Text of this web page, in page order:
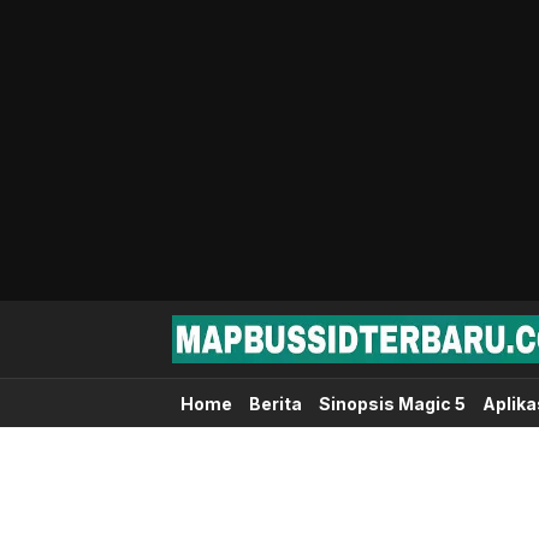
Map Bussid Terbaru
MapBussidTerbaru.com | Pusat
Home Berita Sinopsis Magic 5